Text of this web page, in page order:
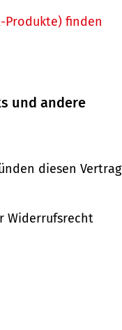
Produkte) finden
und andere
diesen Vertrag
Widerrufsrecht